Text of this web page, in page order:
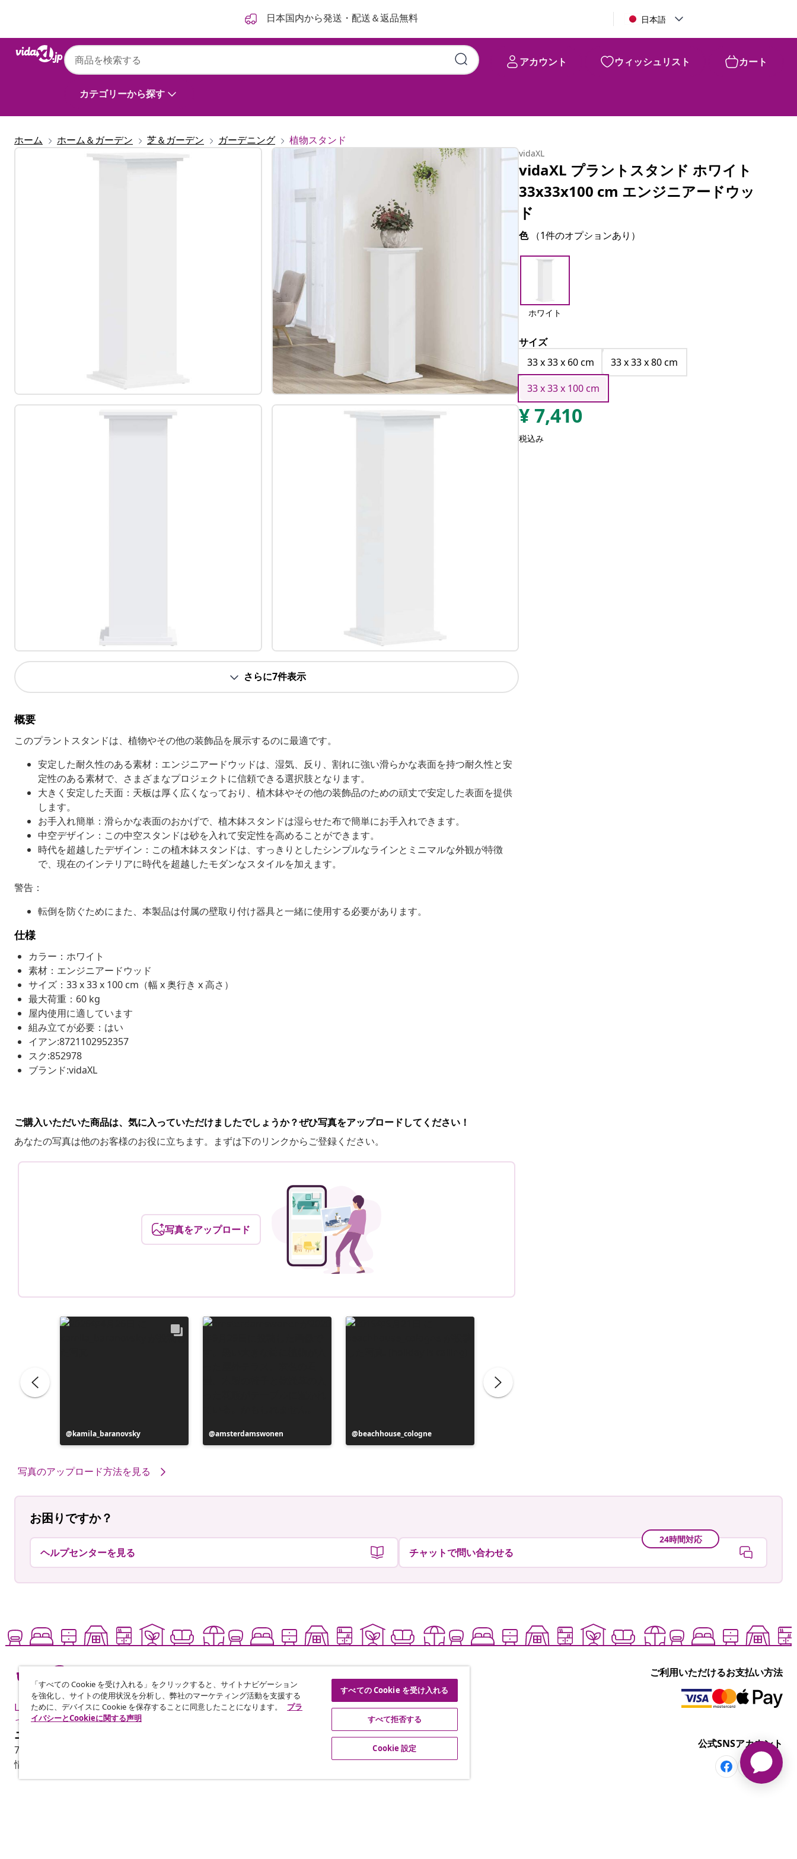
日本国内から発送・配送＆返品無料 日本語
カテゴリーから探す
アカウント ウィッシュリスト カート
ホーム ホーム＆ガーデン 芝＆ガーデン ガーデニング 植物スタンド
さらに7件表示
概要
このプラントスタンドは、植物やその他の装飾品を展示するのに最適です。
安定した耐久性のある素材：エンジニアードウッドは、湿気、反り、割れに強い滑らかな表面を持つ耐久性と安
定性のある素材で、さまざまなプロジェクトに信頼できる選択肢となります。
大きく安定した天面：天板は厚く広くなっており、植木鉢やその他の装飾品のための頑丈で安定した表面を提供
します。
お手入れ簡単：滑らかな表面のおかげで、植木鉢スタンドは湿らせた布で簡単にお手入れできます。
中空デザイン：この中空スタンドは砂を入れて安定性を高めることができます。
時代を超越したデザイン：この植木鉢スタンドは、すっきりとしたシンプルなラインとミニマルな外観が特徴
で、現在のインテリアに時代を超越したモダンなスタイルを加えます。
警告：
転倒を防ぐためにまた、本製品は付属の壁取り付け器具と一緒に使用する必要があります。
仕様
カラー：ホワイト
素材：エンジニアードウッド
サイズ：33 x 33 x 100 cm（幅 x 奥行き x 高さ）
最大荷重：60 kg
屋内使用に適しています
組み立てが必要：はい
イアン:8721102952357
スク:852978
ブランド:vidaXL
ご購入いただいた商品は、気に入っていただけましたでしょうか？ぜひ写真をアップロードしてください！
あなたの写真は他のお客様のお役に立ちます。まずは下のリンクからご登録ください。
写真をアップロード
投
稿
kamila_baranovsky
投
稿
amsterdamswonen
投
稿
beachhouse_cologne
写真のアップロード方法を見る
vidaXL
vidaXL プラントスタンド ホワイト
33x33x100 cm エンジニアードウッ
ド
色 （1件のオプションあり）
ホワイト
サイズ
33 x 33 x 60 cm
33 x 33 x 80 cm
33 x 33 x 100 cm
¥7,410
税込み
お困りですか？
ヘルプセンターを見る
24時間対応
チャットで問い合わせる
Live it up for less も
っと手頃に楽しく
ご利用いただけるお支払い方法
ニュースレターに登録する
70万人以上のユーザーと一緒に、vidaXLから毎週のお得な情報や季節限定セール、新着
情報を受け取りましょう。
公式SNSアカウント
「すべての Cookie を受け入れる」をクリックすると、サイトナビゲーション
を強化し、サイトの使用状況を分析し、弊社のマーケティング活動を支援する
ために、デバイスに Cookie を保存することに同意したことになります。
プラ
イバシーとCookieに関する声明
すべての Cookie を受け入れる
すべて拒否する
Cookie 設定